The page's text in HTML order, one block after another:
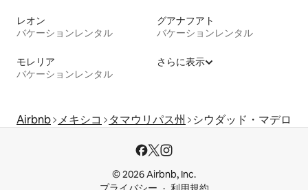
レオン
バケーションレンタル
グアナフアト
バケーションレンタル
モレリア
バケーションレンタル
さらに表示
Airbnb メキシコ タマウリパス州 シウダッド・マデロ
© 2026 Airbnb, Inc.